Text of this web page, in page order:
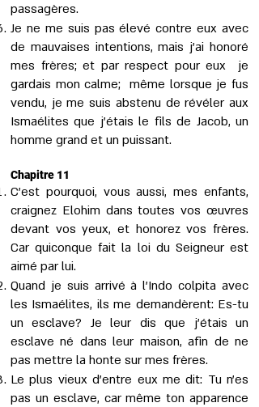
passagères.
Je ne me suis pas élevé contre eux avec
de mauvaises intentions, mais j’ai honoré
mes frères; et par respect pour eux je
gardais mon calme; même lorsque je fus
vendu, je me suis abstenu de révéler aux
Ismaélites que j’étais le fils de Jacob, un
homme grand et un puissant.
Chapitre 11
C’est pourquoi, vous aussi, mes enfants,
craignez Elohim dans toutes vos œuvres
devant vos yeux, et honorez vos frères.
Car quiconque fait la loi du Seigneur est
aimé par lui.
Quand je suis arrivé à l'Indo colpita avec
les Ismaélites, ils me demandèrent: Es-tu
un esclave? Je leur dis que j’étais un
esclave né dans leur maison, afin de ne
pas mettre la honte sur mes frères.
Le plus vieux d’entre eux me dit: Tu n’es
pas un esclave, car même ton apparence